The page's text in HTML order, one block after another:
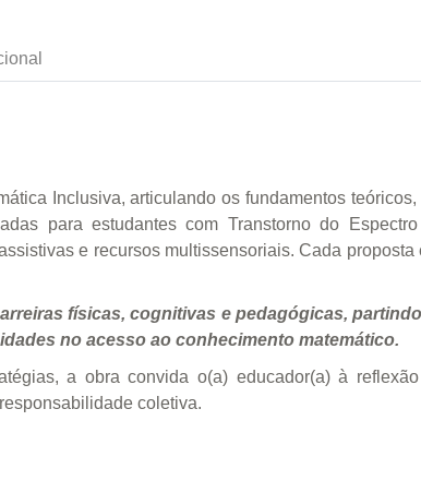
Inclusiva, articulando os fundamentos
para estudantes com Transtorno do
e recursos multissensoriais. Cada
físicas, cognitivas e pedagógicas,
no acesso ao conhecimento matemático.
a obra convida o(a) educador(a) à
coletiva.